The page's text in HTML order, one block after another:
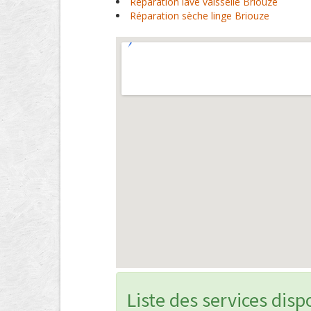
Réparation sèche linge Briouze
Liste des services